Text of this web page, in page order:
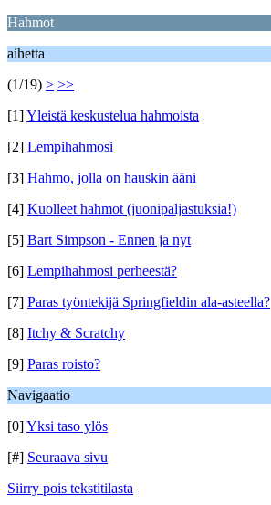
Hahmot
aihetta
(1/19) > >>
[1]Yleistä keskustelua hahmoista
[2] Lempihahmosi
[3] Hahmo, jolla on hauskin ääni
[4] Kuolleet hahmot (juonipaljastuksia!)
[5] Bart Simpson - Ennen ja nyt
[6] Lempihahmosi perheestä?
[7] Paras työntekijä Springfieldin ala-asteella?
[8] Itchy & Scratchy
[9] Paras roisto?
Navigaatio
[0]Yksi taso ylös
[#] Seuraava sivu
Siirry pois tekstitilasta